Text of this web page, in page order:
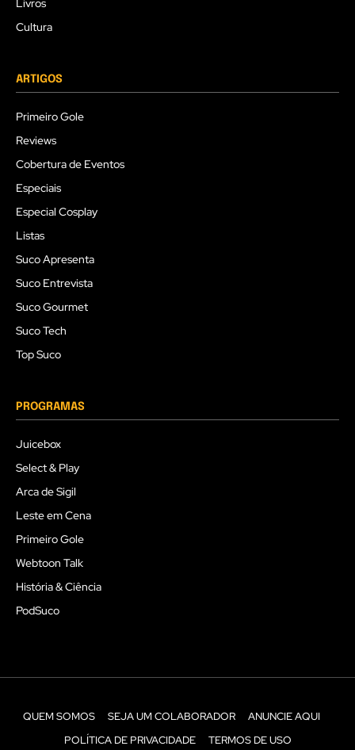
Livros
Cultura
ARTIGOS
Primeiro Gole
Reviews
Cobertura de Eventos
Especiais
Especial Cosplay
Listas
Suco Apresenta
Suco Entrevista
Suco Gourmet
Suco Tech
Top Suco
PROGRAMAS
Juicebox
Select & Play
Arca de Sigil
Leste em Cena
Primeiro Gole
Webtoon Talk
História & Ciência
PodSuco
QUEM SOMOS SEJA UM COLABORADOR
ANUNCIE AQUI
POLÍTICA DE PRIVACIDADE
TERMOS DE USO